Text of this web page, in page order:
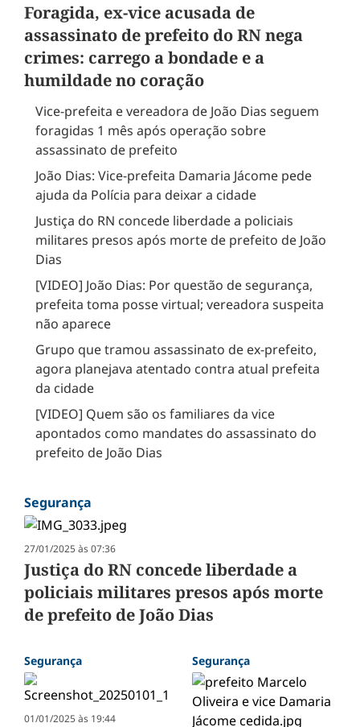
Foragida, ex-vice acusada de
assassinato de prefeito do RN nega
crimes: carrego a bondade e a
humildade no coração
Vice-prefeita e vereadora de João Dias seguem
foragidas 1 mês após operação sobre
assassinato de prefeito
João Dias: Vice-prefeita Damaria Jácome pede
ajuda da Polícia para deixar a cidade
Justiça do RN concede liberdade a policiais
militares presos após morte de prefeito de João
Dias
[VIDEO] João Dias: Por questão de segurança,
prefeita toma posse virtual; vereadora suspeita
não aparece
Grupo que tramou assassinato de ex-prefeito,
agora planejava atentado contra atual prefeita
da cidade
[VIDEO] Quem são os familiares da vice
apontados como mandates do assassinato do
prefeito de João Dias
Segurança
27/01/2025 às 07:36
Justiça do RN concede liberdade a
policiais militares presos após morte
de prefeito de João Dias
Segurança
01/01/2025 às 19:44
Segurança